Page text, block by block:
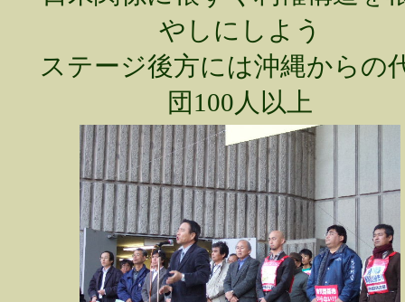
やしにしよう
ステージ後方には沖縄からの
団100人以上